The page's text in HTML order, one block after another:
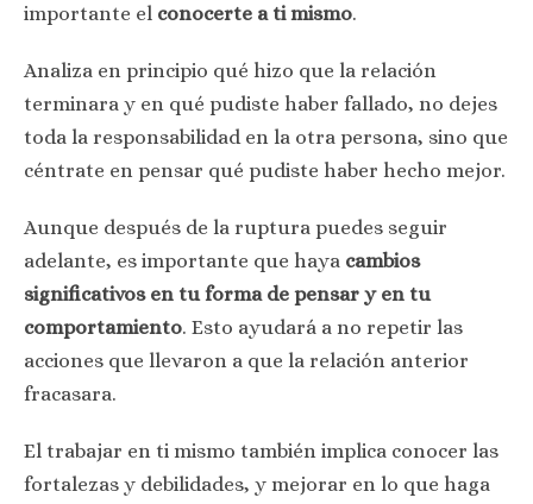
importante el conocerte a ti mismo.
Analiza en principio qué hizo que la relación
terminara y en qué pudiste haber fallado, no dejes
toda la responsabilidad en la otra persona, sino que
céntrate en pensar qué pudiste haber hecho mejor.
Aunque después de la ruptura puedes seguir
adelante, es importante que haya cambios
significativos en tu forma de pensar y en tu
comportamiento. Esto ayudará a no repetir las
acciones que llevaron a que la relación anterior
fracasara.
El trabajar en ti mismo también implica conocer las
fortalezas y debilidades, y mejorar en lo que haga